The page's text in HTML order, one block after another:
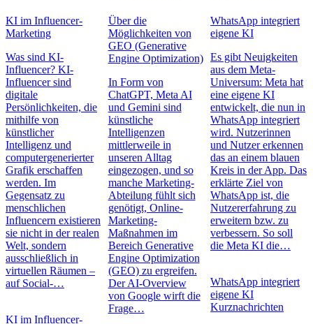
KI im Influencer-
Marketing
Was sind KI-
Influencer? KI-
Influencer sind
digitale
Persönlichkeiten, die
mithilfe von
künstlicher
Intelligenz und
computergenerierter
Grafik erschaffen
werden. Im
Gegensatz zu
menschlichen
Influencern existieren
sie nicht in der realen
Welt, sondern
ausschließlich in
virtuellen Räumen –
auf Social-…
KI im Influencer-
Über die
Möglichkeiten von
GEO (Generative
Engine Optimization)
In Form von
ChatGPT, Meta AI
und Gemini sind
künstliche
Intelligenzen
mittlerweile in
unseren Alltag
eingezogen, und so
manche Marketing-
Abteilung fühlt sich
genötigt, Online-
Marketing-
Maßnahmen im
Bereich Generative
Engine Optimization
(GEO) zu ergreifen.
Der AI-Overview
von Google wirft die
Frage…
WhatsApp integriert
eigene KI
Es gibt Neuigkeiten
aus dem Meta-
Universum: Meta hat
eine eigene KI
entwickelt, die nun in
WhatsApp integriert
wird. Nutzerinnen
und Nutzer erkennen
das an einem blauen
Kreis in der App. Das
erklärte Ziel von
WhatsApp ist, die
Nutzererfahrung zu
erweitern bzw. zu
verbessern. So soll
die Meta KI die…
WhatsApp integriert
eigene KI
Kurznachrichten